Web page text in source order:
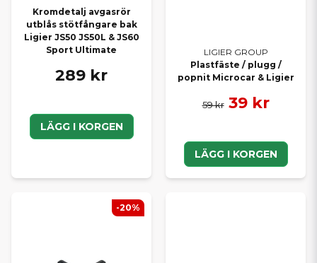
Kromdetalj avgasrör
utblås stötfångare bak
Ligier JS50 JS50L & JS60
Sport Ultimate
289 kr
LÄGG I KORGEN
LIGIER GROUP
Plastfäste / plugg /
popnit Microcar & Ligier
59 kr 39 kr
LÄGG I KORGEN
-20%